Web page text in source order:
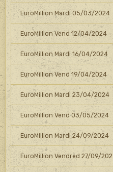
EuroMillion Mardi 05/03/2024
EuroMillion Vend 12/04/2024
EuroMillion Mardi 16/04/2024
EuroMillion Vend 19/04/2024
EuroMillion Mardi 23/04/2024
EuroMillion Vend 03/05/2024
EuroMillion Mardi 24/09/2024
EuroMillion Vendred 27/09/202